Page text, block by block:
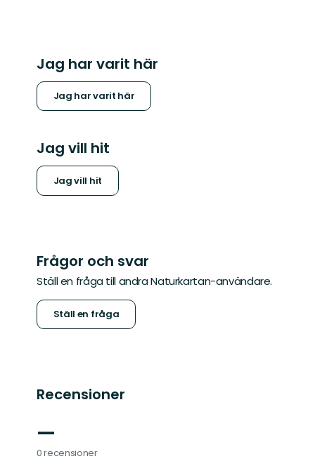
Jag har varit här
Jag har varit här
Jag vill hit
Jag vill hit
Frågor och svar
Ställ en fråga till andra Naturkartan-användare.
Ställ en fråga
Recensioner
—
0 recensioner